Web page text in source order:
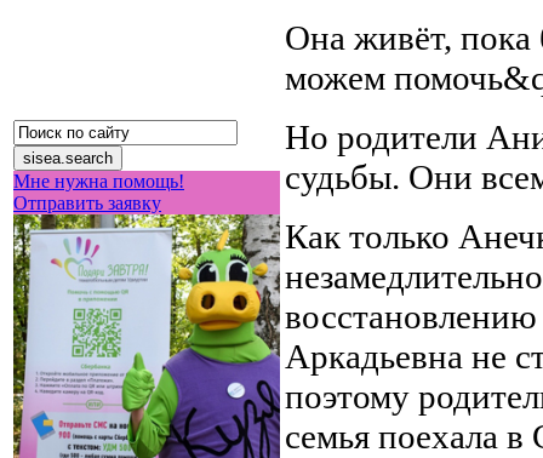
Мне нужна помощь!
Отправить заявку
Она живёт, пока
можем
Но родители
судьбы. Они
Как только
Аркадьевна не
поэтому
семья поехала в